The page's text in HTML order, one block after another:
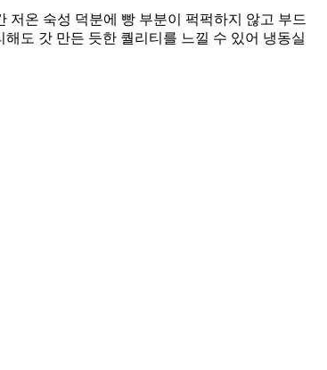
저온 숙성 덕분에 빵 부분이 퍽퍽하지 않고 부드
도 갓 만든 듯한 퀄리티를 느낄 수 있어 냉동실